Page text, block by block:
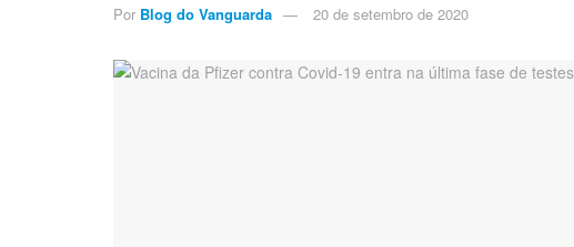
Por Blog do Vanguarda 20 de setembro de 2020